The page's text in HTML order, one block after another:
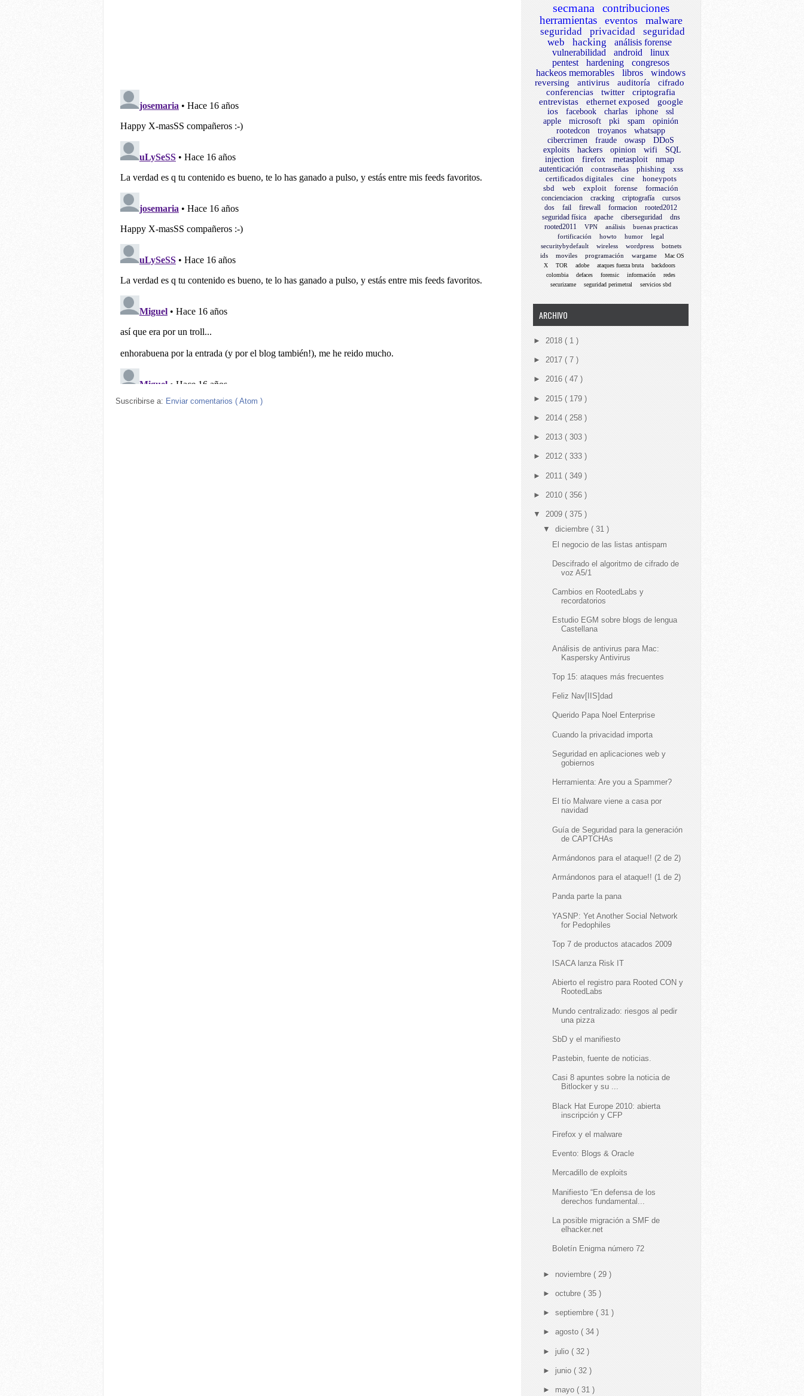
Suscribirse a: Enviar comentarios ( Atom )
secmana
contribuciones
herramientas
eventos malware
seguridad privacidad
seguridad
web
hacking
análisis forense
vulnerabilidad
android
linux
pentest
hardening
congresos
hackeos memorables
libros windows
reversing antivirus auditoría
cifrado
conferencias
twitter
criptografia
entrevistas
ethernet exposed
google
ios
facebook charlas iphone
ssl
apple
microsoft pki spam
opinión
rootedcon
troyanos
whatsapp
cibercrimen
fraude owasp
DDoS
exploits
hackers opinion wifi
SQL
injection
firefox metasploit
nmap
autenticación
contraseñas phishing
xss
certificados digitales
cine
honeypots
sbd
web exploit forense formación
concienciacion cracking criptografía
cursos
dos
fail firewall formacion
rooted2012
seguridad física
apache ciberseguridad
dns
rooted2011
VPN análisis
buenas practicas
fortificación
howto humor
legal
securitybydefault
wireless wordpress
botnets
ids
moviles programación wargame
Mac OS
X
TOR adobe ataques fuerza bruta
backdoors
colombia
defaces forensic información
redes
securizame
seguridad perimetral servicios sbd
ARCHIVO
► 2018 ( 1 )
► 2017 ( 7 )
► 2016 ( 47 )
► 2015 ( 179 )
► 2014 ( 258 )
► 2013 ( 303 )
► 2012 ( 333 )
► 2011 ( 349 )
► 2010 ( 356 )
▼ 2009 ( 375 )
▼ diciembre ( 31 )
El negocio de las listas antispam
Descifrado el algoritmo de cifrado de
voz A5/1
Cambios en RootedLabs y
recordatorios
Estudio EGM sobre blogs de lengua
Castellana
Análisis de antivirus para Mac:
Kaspersky Antivirus
Top 15: ataques más frecuentes
Feliz Nav[IIS]dad
Querido Papa Noel Enterprise
Cuando la privacidad importa
Seguridad en aplicaciones web y
gobiernos
Herramienta: Are you a Spammer?
El tío Malware viene a casa por
navidad
Guía de Seguridad para la generación
de CAPTCHAs
Armándonos para el ataque!! (2 de 2)
Armándonos para el ataque!! (1 de 2)
Panda parte la pana
YASNP: Yet Another Social Network
for Pedophiles
Top 7 de productos atacados 2009
ISACA lanza Risk IT
Abierto el registro para Rooted CON y
RootedLabs
Mundo centralizado: riesgos al pedir
una pizza
SbD y el manifiesto
Pastebin, fuente de noticias.
Casi 8 apuntes sobre la noticia de
Bitlocker y su ...
Black Hat Europe 2010: abierta
inscripción y CFP
Firefox y el malware
Evento: Blogs & Oracle
Mercadillo de exploits
Manifiesto “En defensa de los
derechos fundamental...
La posible migración a SMF de
elhacker.net
Boletín Enigma número 72
► noviembre ( 29 )
► octubre ( 35 )
► septiembre ( 31 )
► agosto ( 34 )
► julio ( 32 )
► junio ( 32 )
► mayo ( 31 )